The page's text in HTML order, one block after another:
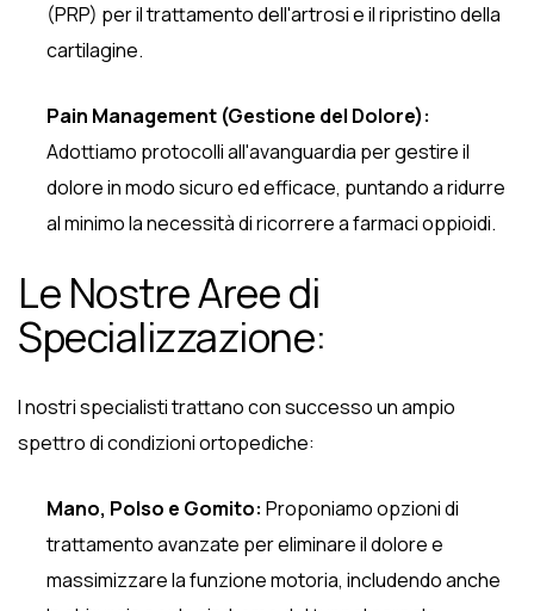
(PRP) per il trattamento dell'artrosi e il ripristino della
cartilagine.
Pain Management (Gestione del Dolore):
Adottiamo protocolli all'avanguardia per gestire il
dolore in modo sicuro ed efficace, puntando a ridurre
al minimo la necessità di ricorrere a farmaci oppioidi.
Le Nostre Aree di
Specializzazione:
I nostri specialisti trattano con successo un ampio
spettro di condizioni ortopediche:
Mano, Polso e Gomito: Proponiamo opzioni di
trattamento avanzate per eliminare il dolore e
massimizzare la funzione motoria, includendo anche